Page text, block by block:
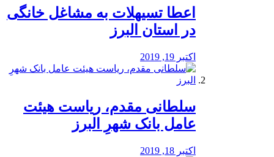
️اعطا تسیهلات به مشاغل خانگی
در استان البرز
اکتبر 19, 2019
سلطانی مقدم، ریاست هیئت
عامل بانک شهرِ البرز
اکتبر 18, 2019